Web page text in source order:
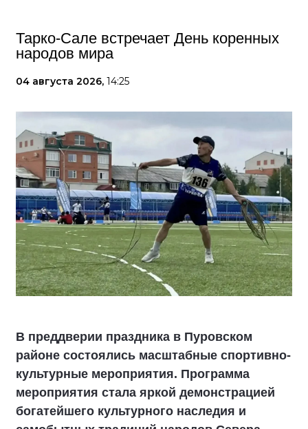
Тарко-Сале встречает День коренных
народов мира
04 августа 2026, 14:25
В преддверии праздника в Пуровском
районе состоялись масштабные спортивно-
культурные мероприятия. Программа
мероприятия стала яркой демонстрацией
богатейшего культурного наследия и